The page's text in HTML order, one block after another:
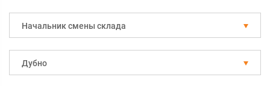
Начальник смены склада
Дубно